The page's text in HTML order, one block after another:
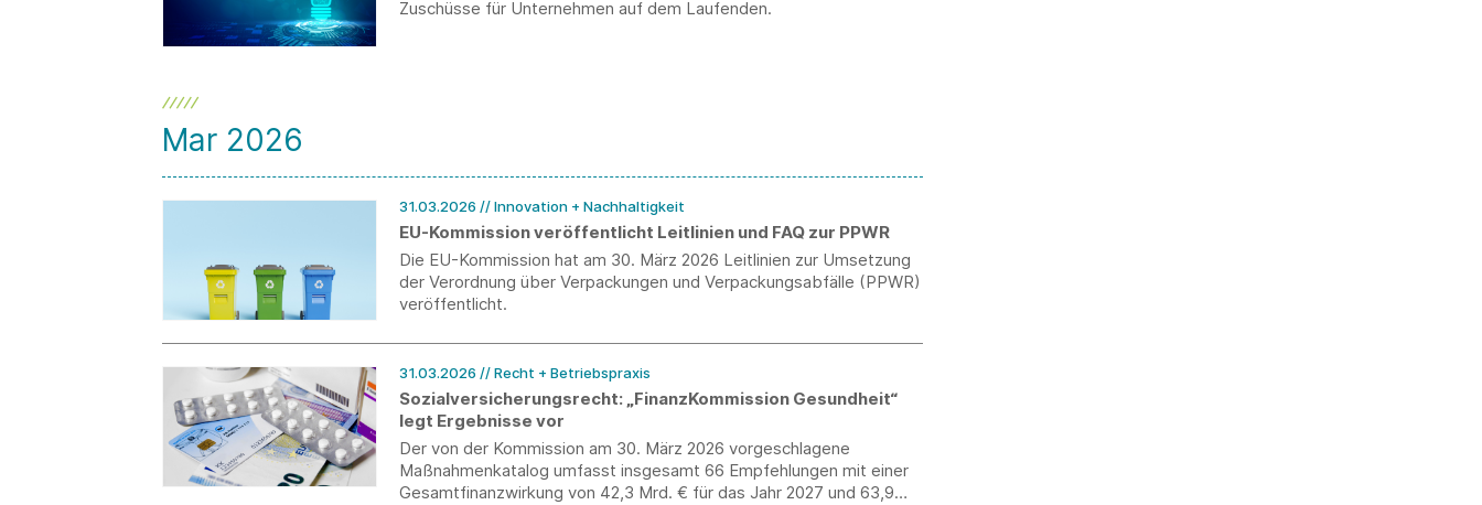
Zuschüsse für Unternehmen auf dem Laufenden.
Mar 2026
31.03.2026 // Innovation + Nachhaltigkeit
EU-Kommission veröffentlicht Leitlinien und FAQ zur PPWR
Die EU-Kommission hat am 30. März 2026 Leitlinien zur Umsetzung
der Verordnung über Verpackungen und Verpackungsabfälle (PPWR)
veröffentlicht.
31.03.2026 // Recht + Betriebspraxis
Sozialversicherungsrecht: „FinanzKommission Gesundheit“
legt Ergebnisse vor
Der von der Kommission am 30. März 2026 vorgeschlagene
Maßnahmenkatalog umfasst insgesamt 66 Empfehlungen mit einer
Gesamtfinanzwirkung von 42,3 Mrd. € für das Jahr 2027 und 63,9